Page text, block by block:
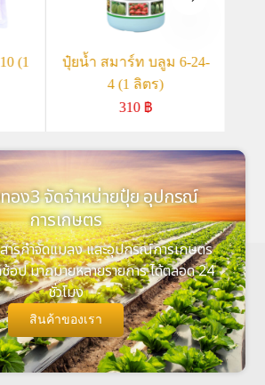
(1
ปุ๋ยน้ำ สมาร์ท บลูม 6-24-
4 (1 ลิตร)
310 ฿
อง3 จัดจำหน่ายปุ๋ย อุปกรณ์
การเกษตร
สารกำจัดแมลง และอุปกรณ์การเกษตร
อป มากมายหลายรายการ ได้ตลอด 24
ชั่วโมง
สินค้าของเรา